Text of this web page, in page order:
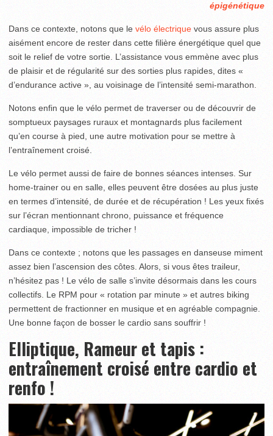
épigénétique
Dans ce contexte, notons que le vélo électrique vous assure plus
aisément encore de rester dans cette filière énergétique quel que
soit le relief de votre sortie. L’assistance vous emmène avec plus
de plaisir et de régularité sur des sorties plus rapides, dites «
d’endurance active », au voisinage de l’intensité semi-marathon.
Notons enfin que le vélo permet de traverser ou de découvrir de
somptueux paysages ruraux et montagnards plus facilement
qu’en course à pied, une autre motivation pour se mettre à
l’entraînement croisé.
Le vélo permet aussi de faire de bonnes séances intenses. Sur
home-trainer ou en salle, elles peuvent être dosées au plus juste
en termes d’intensité, de durée et de récupération ! Les yeux fixés
sur l’écran mentionnant chrono, puissance et fréquence
cardiaque, impossible de tricher !
Dans ce contexte ; notons que les passages en danseuse miment
assez bien l’ascension des côtes. Alors, si vous êtes traileur,
n’hésitez pas ! Le vélo de salle s’invite désormais dans les cours
collectifs. Le RPM pour « rotation par minute » et autres biking
permettent de fractionner en musique et en agréable compagnie.
Une bonne façon de bosser le cardio sans souffrir !
Elliptique, Rameur et tapis :
entraînement croisé entre cardio et
renfo !